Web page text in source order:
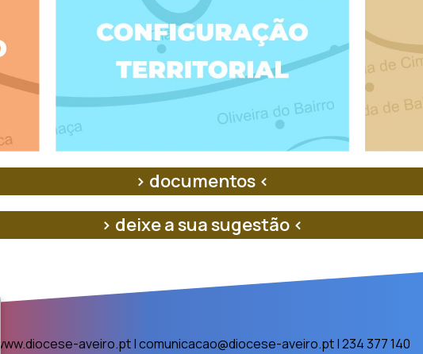
> documentos <
> deixe a sua sugestão <
www.diocese-aveiro.pt | comunicacao@diocese-aveiro.pt | 234 377 140